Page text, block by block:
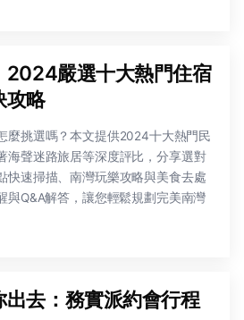
2024嚴選十大熱門住宿
攻略
麼挑選嗎？本文提供2024十大熱門民
海聲迷路旅居等深度評比，分享選對
快速掃描、南灣玩樂攻略與美食去處
與Q&A解答，讓您輕鬆規劃完美南灣
去：務實派約會行程